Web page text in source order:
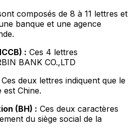
composés de 8 à 11 lettres et
banque et une agence
: Ces 4 lettres
BANK CO.,LTD
Ces deux lettres indiquent que le
est Chine.
(BH) : Ces deux caractères
du siège social de la